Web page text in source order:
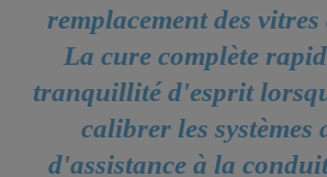
remplacement des
La cure complète
tranquillité d'esprit
calibrer les systèmes
d'assistance à la